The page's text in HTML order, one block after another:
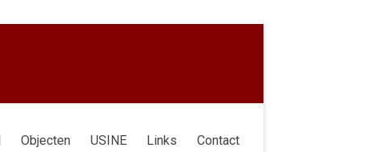
Objecten USINE Links Contact